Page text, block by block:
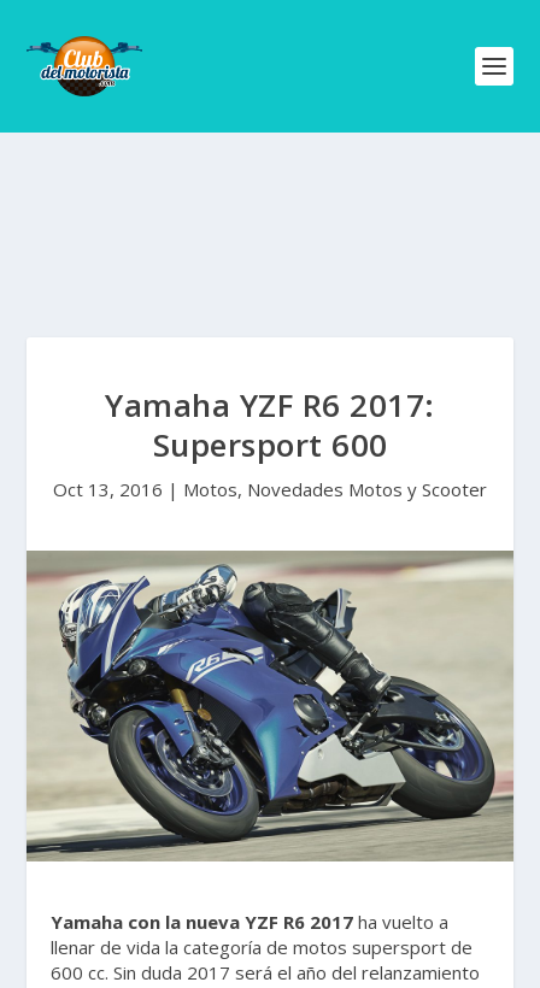
Yamaha YZF R6 2017:
Supersport 600
Oct 13, 2016 | Motos, Novedades Motos y Scooter
Yamaha con la nueva YZF R6 2017 ha vuelto a
llenar de vida la categoría de motos supersport de
600 cc. Sin duda 2017 será el año del relanzamiento